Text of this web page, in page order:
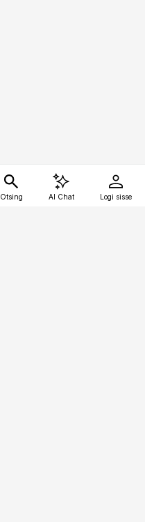
Otsing AI Chat Logi sisse